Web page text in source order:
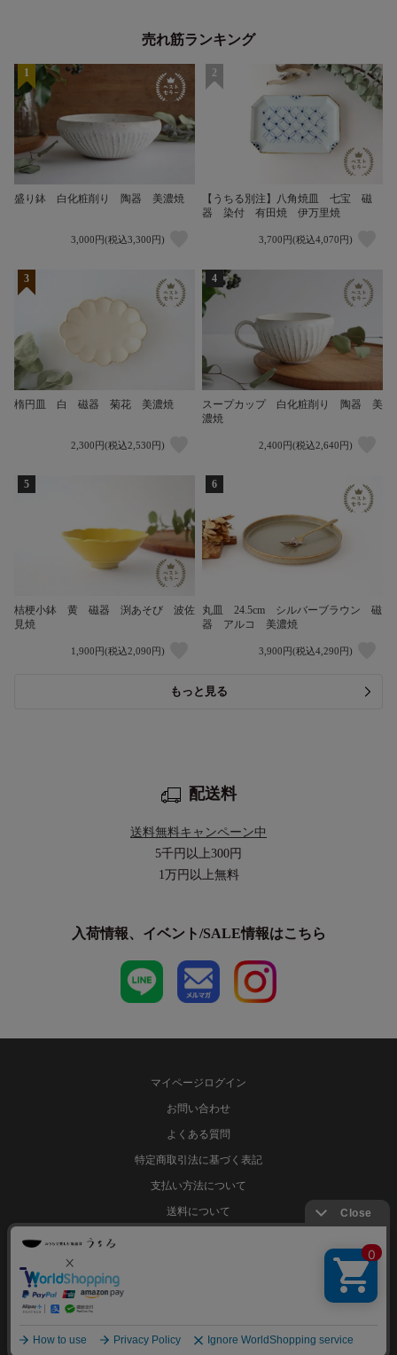
売れ筋ランキング
1
盛り鉢 白化粧削り 陶器 美濃焼
3,000円(税込3,300円)
2
【うちる別注】八角焼皿 七宝 磁
器 染付 有田焼 伊万里焼
3,700円(税込4,070円)
3
楕円皿 白 磁器 菊花 美濃焼
2,300円(税込2,530円)
4
スープカップ 白化粧削り 陶器 美
濃焼
2,400円(税込2,640円)
5
桔梗小鉢 黄 磁器 渕あそび 波佐
見焼
1,900円(税込2,090円)
6
丸皿 24.5cm シルバーブラウン 磁
器 アルコ 美濃焼
3,900円(税込4,290円)
もっと見る
配送料
送料無料キャンペーン中
5千円以上300円
1万円以上無料
入荷情報、イベント/SALE情報はこちら
マイページログイン
お問い合わせ
よくある質問
特定商取引法に基づく表記
支払い方法について
送料について
おうちで楽しむ陶器市 うちる © 2012 u-chill.inc 営業日：月～土曜日 9時～